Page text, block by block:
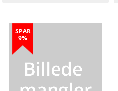
SPAR
9%